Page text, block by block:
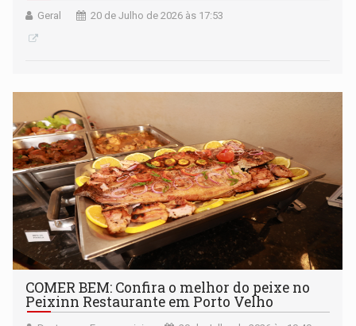
Geral 20 de Julho de 2026 às 17:53
COMER BEM: Confira o melhor do peixe no
Peixinn Restaurante em Porto Velho